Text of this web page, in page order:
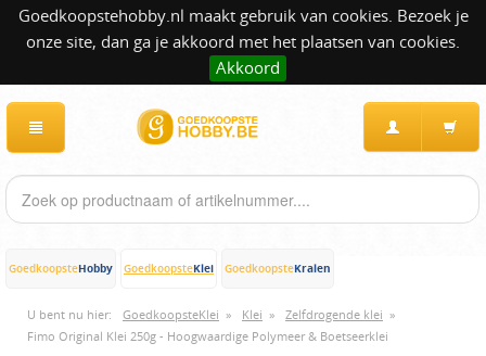
Goedkoopstehobby.nl maakt gebruik van cookies. Bezoek je
onze site, dan ga je akkoord met het plaatsen van cookies.
Akkoord
GoedkoopsteHobby GoedkoopsteKlei GoedkoopsteKralen
U bent nu hier: GoedkoopsteKlei » Klei » Zelfdrogende klei »
Fimo Original Klei 250g - Hoogwaardige Polymeer & Boetseerklei